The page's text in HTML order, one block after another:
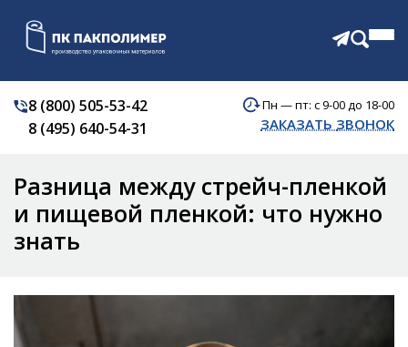
КАТАЛОГ
О КОМПАНИИ
ОТЗЫВЫ
ДОСТАВКА
8 (800) 505-53-42
8 (495) 640-54-31
Пн — пт: с 9-00 до 18-00
ЗАКАЗАТЬ ЗВОНОК
Разница между стрейч-пленкой
и пищевой пленкой: что нужно
знать